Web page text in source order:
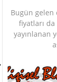
Bugün gelen
fiyatları
yayınlanan